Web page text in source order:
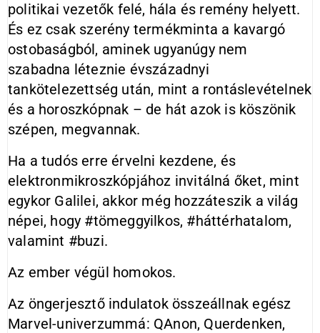
politikai vezetők felé, hála és remény helyett.
És ez csak szerény termékminta a kavargó
ostobaságból, aminek ugyanúgy nem
szabadna léteznie évszázadnyi
tankötelezettség után, mint a rontáslevételnek
és a horoszkópnak – de hát azok is köszönik
szépen, megvannak.
Ha a tudós erre érvelni kezdene, és
elektronmikroszkópjához invitálná őket, mint
egykor Galilei, akkor még hozzáteszik a világ
népei, hogy #tömeggyilkos, #háttérhatalom,
valamint #buzi.
Az ember végül homokos.
Az öngerjesztő indulatok összeállnak egész
Marvel-univerzummá: QAnon, Querdenken,